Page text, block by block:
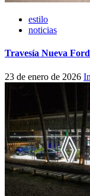
estilo
noticias
Travesía Nueva
23 de enero de 2026